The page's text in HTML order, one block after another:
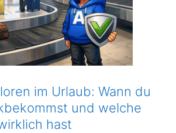
im Urlaub: Wann du
und welche
hast